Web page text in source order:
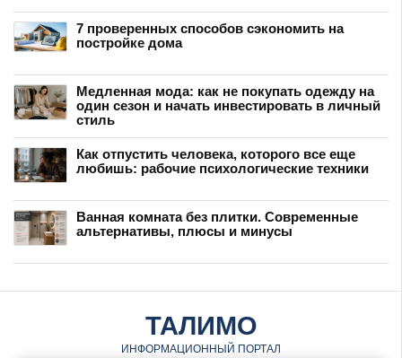
7 проверенных способов сэкономить на
постройке дома
Медленная мода: как не покупать одежду на
один сезон и начать инвестировать в личный
стиль
Как отпустить человека, которого все еще
любишь: рабочие психологические техники
Ванная комната без плитки. Современные
альтернативы, плюсы и минусы
ТАЛИМО
ИНФОРМАЦИОННЫЙ ПОРТАЛ